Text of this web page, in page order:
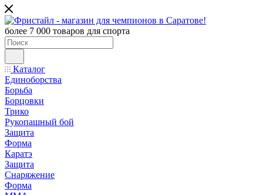
более 7 000 товаров для спорта
Каталог
Единоборства
Борьба
Борцовки
Трико
Рукопашный бой
Защита
Форма
Каратэ
Защита
Снаряжение
Форма